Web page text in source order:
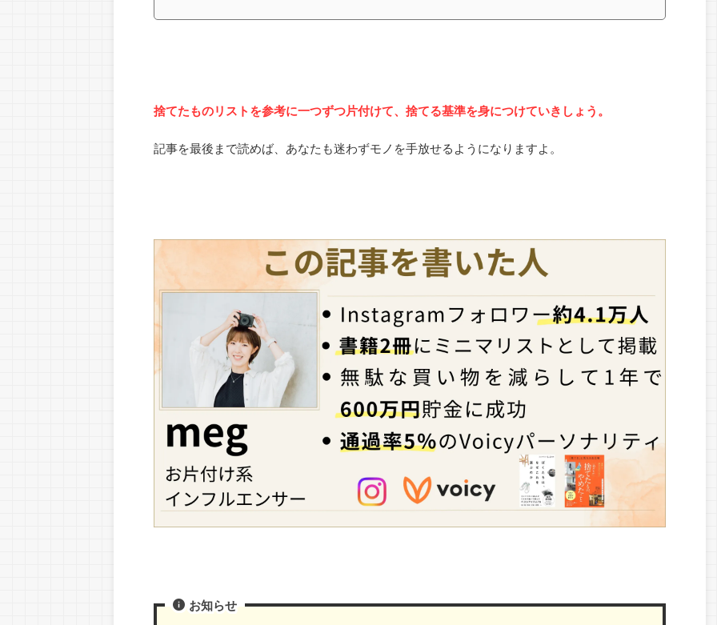
捨てたものリストを参考に一つずつ片付けて、捨てる基準を身につけていきしょう。
記事を最後まで読めば、あなたも迷わずモノを手放せるようになりますよ。
お知らせ